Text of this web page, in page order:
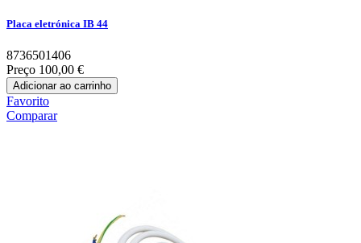
Placa eletrónica IB 44
8736501406
Preço 100,00 €
Adicionar ao carrinho
Favorito
Comparar